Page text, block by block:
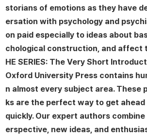
storians of emotions as they have
ersation with psychology and
on paid especially to ideas about
chological construction, and affect
HE SERIES: The Very Short
Oxford University Press contains
n almost every subject area. These
ks are the perfect way to get ahead
quickly. Our expert authors
erspective, new ideas, and